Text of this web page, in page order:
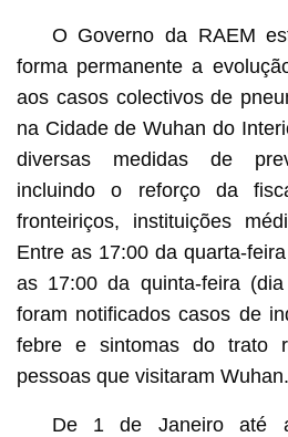
O Governo da RAEM
forma permanente a
aos casos colectivos de
na Cidade de Wuhan do
diversas medidas de
incluindo o reforço da
fronteiriços, instituições
Entre as 17:00 da quarta-
as 17:00 da quinta-feira
foram notificados casos de
febre e sintomas do trato
pessoas que visitaram Wuhan.
De 1 de Janeiro até